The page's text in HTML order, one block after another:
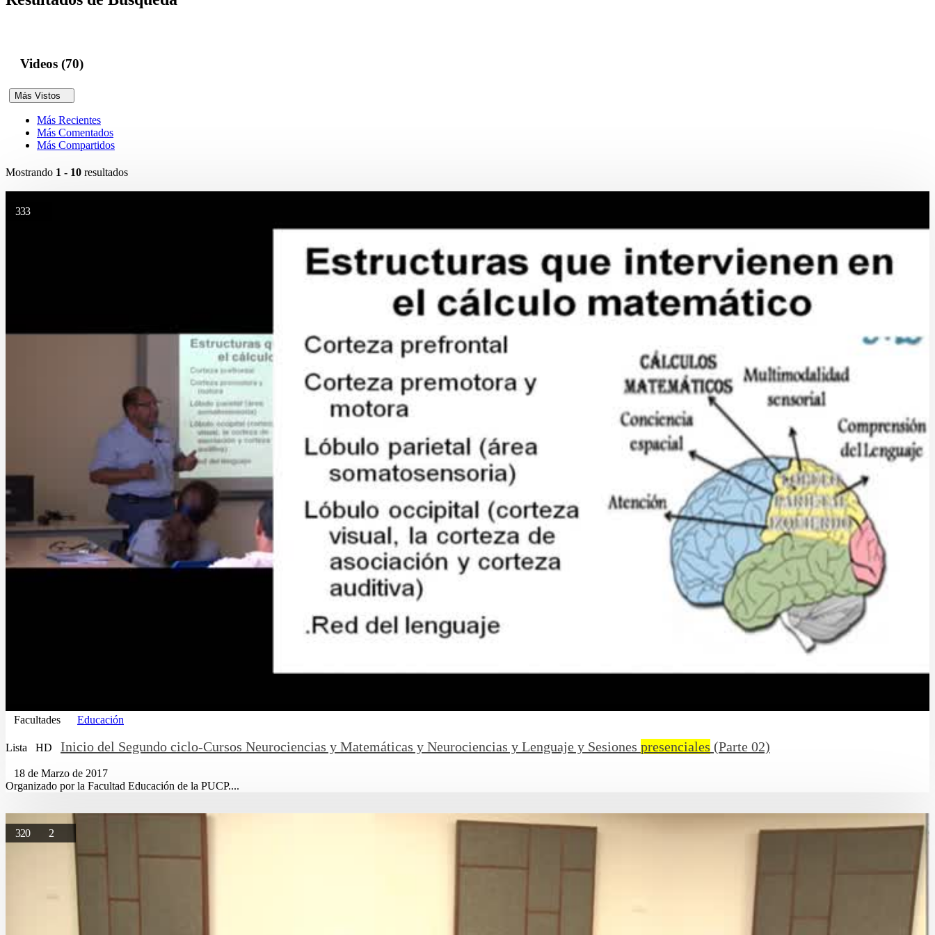
Videos (70)
Más Vistos
Más Recientes
Más Comentados
Más Compartidos
Mostrando 1 - 10 resultados
333
Facultades Educación
Lista HD Inicio del Segundo ciclo-Cursos Neurociencias y Matemáticas y Neurociencias y Lenguaje y Sesiones presenciales (Parte 02)
18 de Marzo de 2017
Organizado por la Facultad Educación de la PUCP....
320 2